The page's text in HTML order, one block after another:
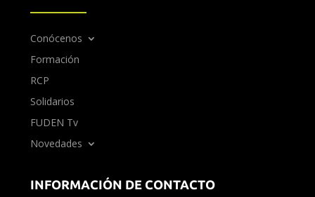
Conócenos
Formación
RCP
Solidarios
FUDEN Tv
Novedades
INFORMACIÓN DE CONTACTO